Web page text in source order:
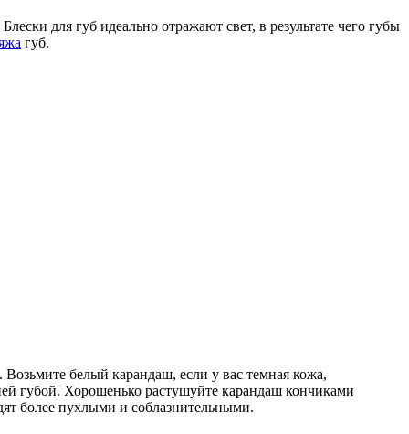
для губ идеально отражают свет, в результате чего губы
губ.
белый карандаш, если у вас темная кожа,
губой. Хорошенько растушуйте карандаш кончиками
более пухлыми и соблазнительными.